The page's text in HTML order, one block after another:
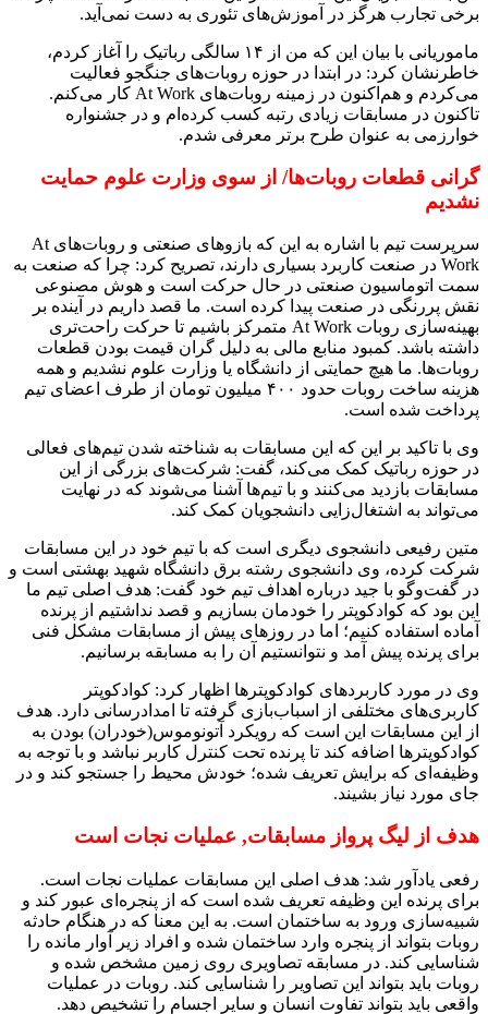
برخی تجارب هرگز در آموزش‌های تئوری به دست نمی‌آید.
ماموریانی با بیان این که من از ۱۴ سالگی رباتیک را آغاز کردم،
خاطرنشان کرد: در ابتدا در حوزه روبات‌های جنگجو فعالیت
می‌کردم و هم‌اکنون در زمینه روبات‌های At Work کار می‌کنم.
تاکنون در مسابقات زیادی رتبه کسب کرده‌ام و در جشنواره
خوارزمی به عنوان طرح برتر معرفی شدم.
گرانی قطعات روبات‌ها/ از سوی وزارت علوم حمایت
نشدیم
سرپرست تیم با اشاره به این که بازوهای صنعتی و روبات‌های At
Work در صنعت کاربرد بسیاری دارند، تصریح کرد: چرا که صنعت به
سمت اتوماسیون صنعتی در حال حرکت است و هوش مصنوعی
نقش پررنگی در صنعت پیدا کرده است. ما قصد داریم در آینده بر
بهینه‌سازی روبات At Work متمرکز باشیم تا حرکت راحت‌تری
داشته باشد. کمبود منابع مالی به دلیل گران قیمت بودن قطعات
روبات‌ها. ما هیچ حمایتی از دانشگاه یا وزارت علوم نشدیم و همه
هزینه ساخت روبات حدود ۴۰۰ میلیون تومان از طرف اعضای تیم
پرداخت شده است.
وی با تاکید بر این که این مسابقات به شناخته شدن تیم‌های فعالی
در حوزه رباتیک کمک می‌کند، گفت: شرکت‌های بزرگی از این
مسابقات بازدید می‌کنند و با تیم‌ها آشنا می‌شوند که در نهایت
می‌تواند به اشتغال‌زایی دانشجویان کمک کند.
متین رفیعی دانشجوی دیگری است که با تیم خود در این مسابقات
شرکت کرده، وی دانشجوی رشته برق دانشگاه شهید بهشتی است و
در گفت‌وگو با جید درباره اهداف تیم خود گفت: هدف اصلی تیم ما
این بود که کوادکوپتر را خودمان بسازیم و قصد نداشتیم از پرنده
آماده استفاده کنیم؛ اما در روزهای پیش از مسابقات مشکل فنی
برای پرنده پیش آمد و نتوانستیم آن را به مسابقه برسانیم.
وی در مورد کاربردهای کوادکوپترها اظهار کرد: کوادکوپتر
کاربری‌های مختلفی از اسباب‌بازی گرفته تا امدادرسانی دارد. هدف
از این مسابقات این است که رویکرد آتونوموس(خودران) بودن به
کوادکوپترها اضافه کند تا پرنده تحت کنترل کاربر نباشد و با توجه به
وظیفه‌ای که برایش تعریف شده؛‌ خودش محیط را جستجو کند و در
جای مورد نیاز بشیند.
هدف از لیگ پرواز مسابقات, عملیات نجات است
رفعی یادآور شد: هدف اصلی این مسابقات عملیات نجات است.
برای پرنده این وظیفه تعریف شده است که از پنجره‌ای عبور کند و
شبیه‌سازی ورود به ساختمان است. به این معنا که در هنگام حادثه
روبات بتواند از پنجره وارد ساختمان شده و افراد زیر آوار مانده را
شناسایی کند. در مسابقه تصاویری روی زمین مشخص شده و
روبات باید بتواند این تصاویر را شناسایی کند. روبات در عملیات
واقعی باید بتواند تفاوت انسان و سایر اجسام را تشخیص دهد.